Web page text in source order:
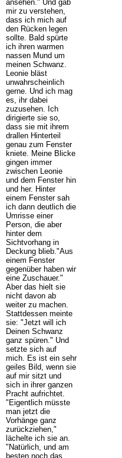
ansehen." Und gab
mir zu verstehen,
dass ich mich auf
den Rücken legen
sollte. Bald spürte
ich ihren warmen
nassen Mund um
meinen Schwanz.
Leonie bläst
unwahrscheinlich
gerne. Und ich mag
es, ihr dabei
zuzusehen. Ich
dirigierte sie so,
dass sie mit ihrem
drallen Hinterteil
genau zum Fenster
kniete. Meine Blicke
gingen immer
zwischen Leonie
und dem Fenster hin
und her. Hinter
einem Fenster sah
ich dann deutlich die
Umrisse einer
Person, die aber
hinter dem
Sichtvorhang in
Deckung blieb."Aus
einem Fenster
gegenüber haben wir
eine Zuschauer."
Aber das hielt sie
nicht davon ab
weiter zu machen.
Stattdessen meinte
sie: "Jetzt will ich
Deinen Schwanz
ganz spüren." Und
setzte sich auf
mich. Es ist ein sehr
geiles Bild, wenn sie
auf mir sitzt und
sich in ihrer ganzen
Pracht aufrichtet.
"Eigentlich müsste
man jetzt die
Vorhänge ganz
zurückziehen,"
lächelte ich sie an.
"Natürlich, und am
besten noch das